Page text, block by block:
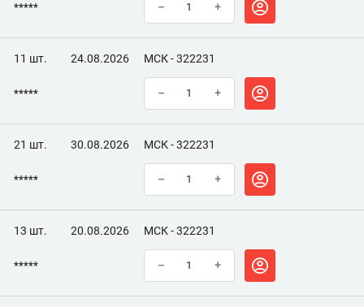
***** – +
11 шт. 24.08.2026 МСК - 322231
***** – +
21 шт. 30.08.2026 МСК - 322231
***** – +
13 шт. 20.08.2026 МСК - 322231
***** – +